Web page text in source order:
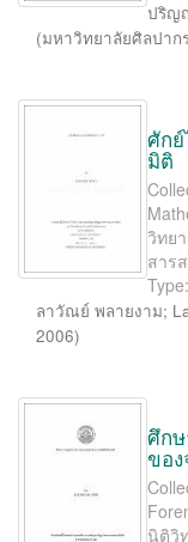
ปริญ
(มหาวิทยาลัยศิลปาก
ศัก
มิติ
วิทย
สาร
ลาวัณย์ พลายงาม;
2006)
ศึก
ขอ
นิติวิ